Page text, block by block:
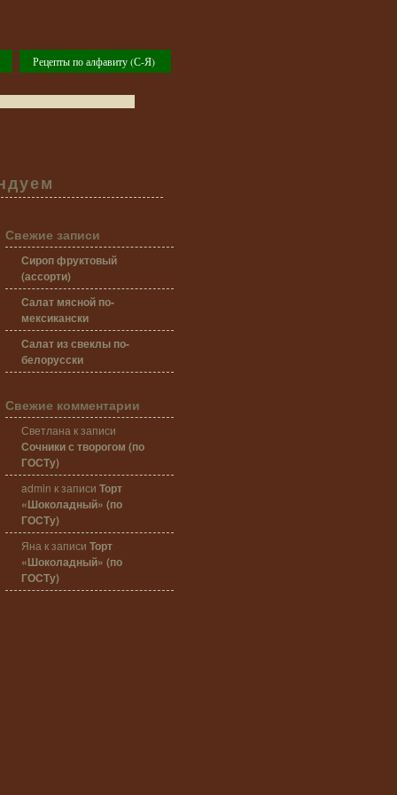
Рецепты по алфавиту (С-Я)
Свежие записи
Сироп фруктовый
(ассорти)
Салат мясной по-
мексикански
Салат из свеклы по-
белорусски
Свежие комментарии
Светлана к записи
Сочники с творогом (по
ГОСТу)
admin к записи Торт
«Шоколадный» (по
ГОСТу)
Яна к записи Торт
«Шоколадный» (по
ГОСТу)